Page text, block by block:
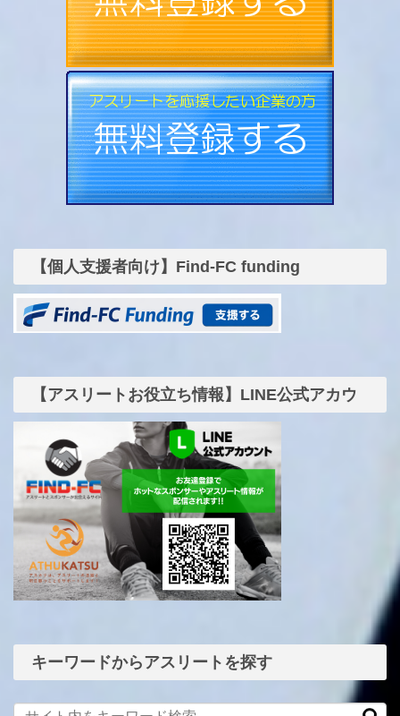
【個人支援者向け】Find-FC funding
【アスリートお役立ち情報】LINE公式アカウ
キーワードからアスリートを探す